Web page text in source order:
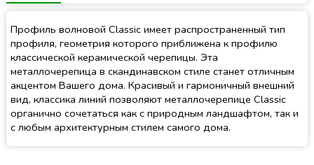
Профиль волновой Classic имеет распространенный тип
профиля, геометрия которого приближена к профилю
классической керамической черепицы. Эта
металлочерепица в скандинавском стиле станет отличным
акцентом Вашего дома. Красивый и гармоничный внешний
вид, классика линий позволяют металлочерепице Classic
органично сочетаться как с природным ландшафтом, так и
с любым архитектурным стилем самого дома.